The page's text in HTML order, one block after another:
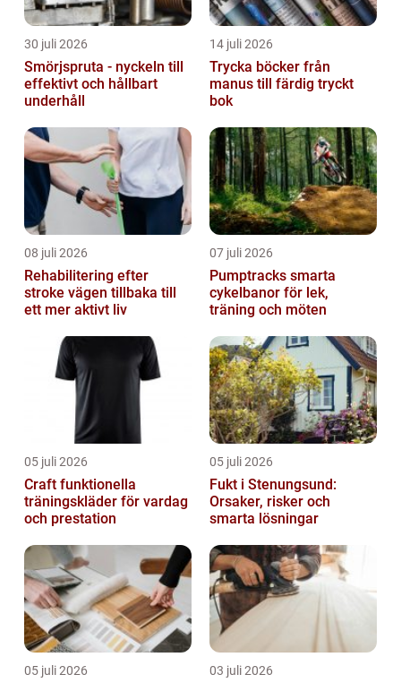
30 juli 2026
Smörjspruta - nyckeln till
effektivt och hållbart
underhåll
14 juli 2026
Trycka böcker från
manus till färdig tryckt
bok
08 juli 2026
Rehabilitering efter
stroke vägen tillbaka till
ett mer aktivt liv
07 juli 2026
Pumptracks smarta
cykelbanor för lek,
träning och möten
05 juli 2026
Craft funktionella
träningskläder för vardag
och prestation
05 juli 2026
Fukt i Stenungsund:
Orsaker, risker och
smarta lösningar
05 juli 2026 03 juli 2026